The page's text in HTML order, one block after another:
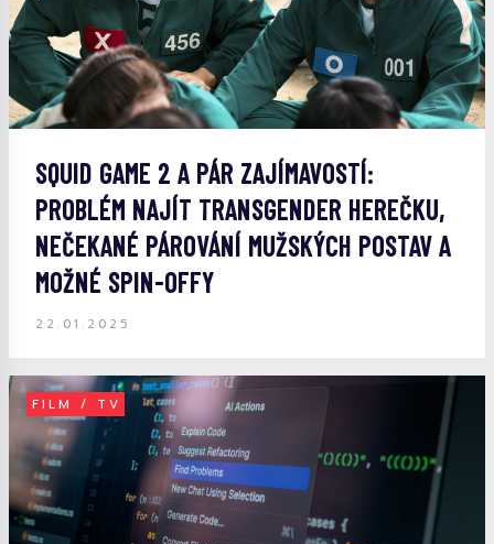
SQUID GAME 2 A PÁR ZAJÍMAVOSTÍ:
PROBLÉM NAJÍT TRANSGENDER HEREČKU,
NEČEKANÉ PÁROVÁNÍ MUŽSKÝCH POSTAV A
MOŽNÉ SPIN-OFFY
22.01.2025
FILM / TV